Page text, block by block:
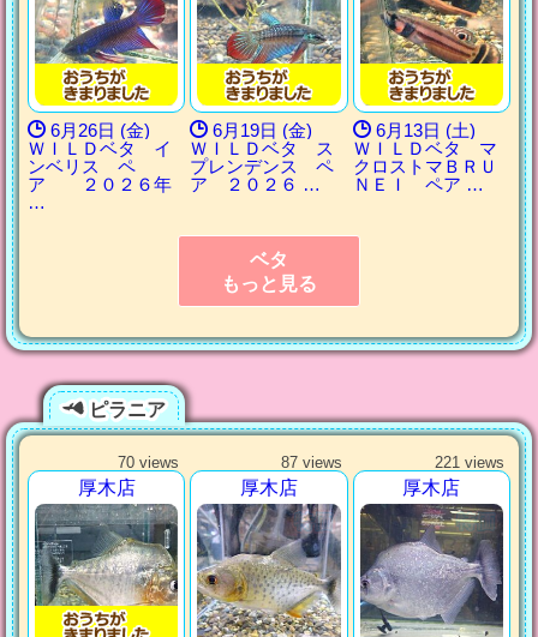
6月26日 (金)
ＷＩＬＤベタ イ
ンベリス ペ
ア ２０２６年
…
6月19日 (金)
ＷＩＬＤベタ ス
プレンデンス ペ
ア ２０２６ …
6月13日 (土)
ＷＩＬＤベタ マ
クロストマＢＲＵ
ＮＥＩ ペア …
ベタ
もっと見る
ピラニア
70 views
厚木店
87 views
厚木店
221 views
厚木店